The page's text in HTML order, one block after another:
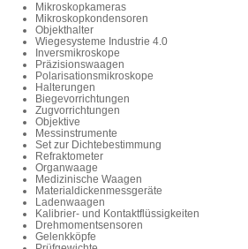
Mikroskopkameras
Mikroskopkondensoren
Objekthalter
Wiegesysteme Industrie 4.0
Inversmikroskope
Präzisionswaagen
Polarisationsmikroskope
Halterungen
Biegevorrichtungen
Zugvorrichtungen
Objektive
Messinstrumente
Set zur Dichtebestimmung
Refraktometer
Organwaage
Medizinische Waagen
Materialdickenmessgeräte
Ladenwaagen
Kalibrier- und Kontaktflüssigkeiten
Drehmomentsensoren
Gelenkköpfe